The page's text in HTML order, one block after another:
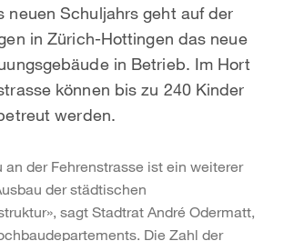
neuen Schuljahrs geht auf der
in Zürich-Hottingen das neue
in Betrieb. Im Hort
können bis zu 240 Kinder
werden.
an der Fehrenstrasse ist ein weiterer
der städtischen
sagt Stadtrat André Odermatt,
Die Zahl der